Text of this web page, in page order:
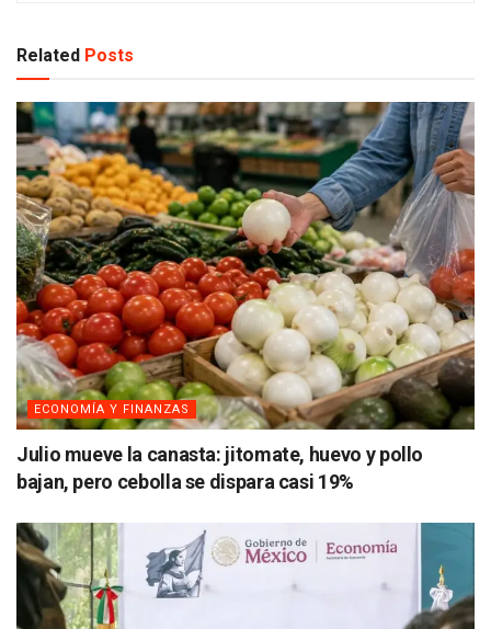
Related Posts
ECONOMÍA Y FINANZAS
Julio mueve la canasta: jitomate, huevo y pollo
bajan, pero cebolla se dispara casi 19%